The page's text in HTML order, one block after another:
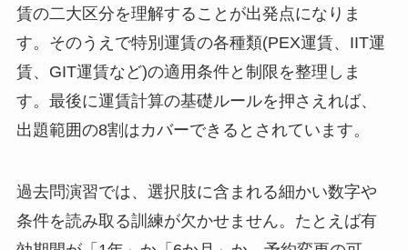
賃の二大区分を理解することが出発点になりま
す。そのうえで特別運賃の各種類(PEX運賃、IIT運
賃、GIT運賃など)の適用条件と制限を整理しま
す。最後に運賃計算の基礎ルールを押さえれば、
出題範囲の8割はカバーできるとされています。
過去問演習では、選択肢に含まれる細かい数字や
条件を読み取る訓練が欠かせません。たとえば有